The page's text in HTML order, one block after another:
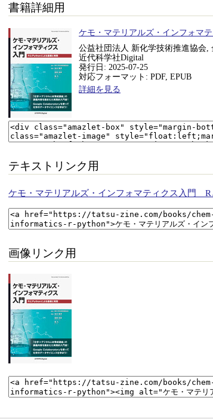
書籍詳細用
ケモ・マテリアルズ・インフォマ
公益社団法人 新化学技術推進協会,
近代科学社Digital
発行日: 2025-07-25
対応フォーマット: PDF, EPUB
詳細を見る
テキストリンク用
ケモ・マテリアルズ・インフォマティクス入門 R
画像リンク用